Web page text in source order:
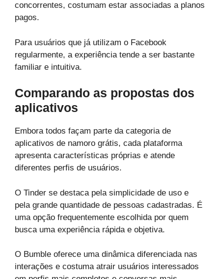
concorrentes, costumam estar associadas a planos
pagos.
Para usuários que já utilizam o Facebook
regularmente, a experiência tende a ser bastante
familiar e intuitiva.
Comparando as propostas dos
aplicativos
Embora todos façam parte da categoria de
aplicativos de namoro grátis, cada plataforma
apresenta características próprias e atende
diferentes perfis de usuários.
O Tinder se destaca pela simplicidade de uso e
pela grande quantidade de pessoas cadastradas. É
uma opção frequentemente escolhida por quem
busca uma experiência rápida e objetiva.
O Bumble oferece uma dinâmica diferenciada nas
interações e costuma atrair usuários interessados